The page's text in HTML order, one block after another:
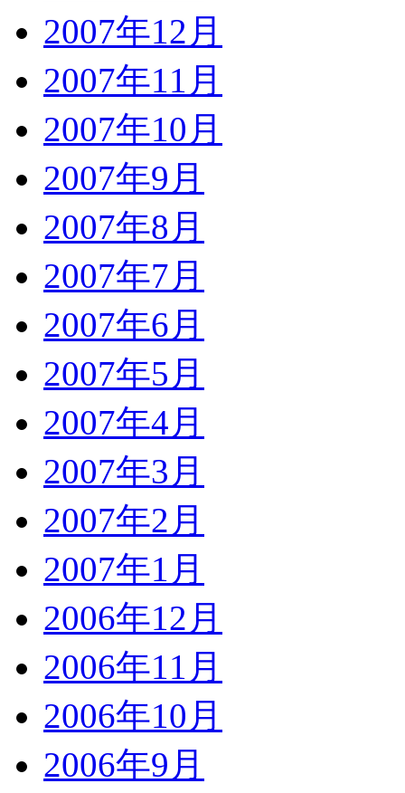
2007年12月
2007年11月
2007年10月
2007年9月
2007年8月
2007年7月
2007年6月
2007年5月
2007年4月
2007年3月
2007年2月
2007年1月
2006年12月
2006年11月
2006年10月
2006年9月